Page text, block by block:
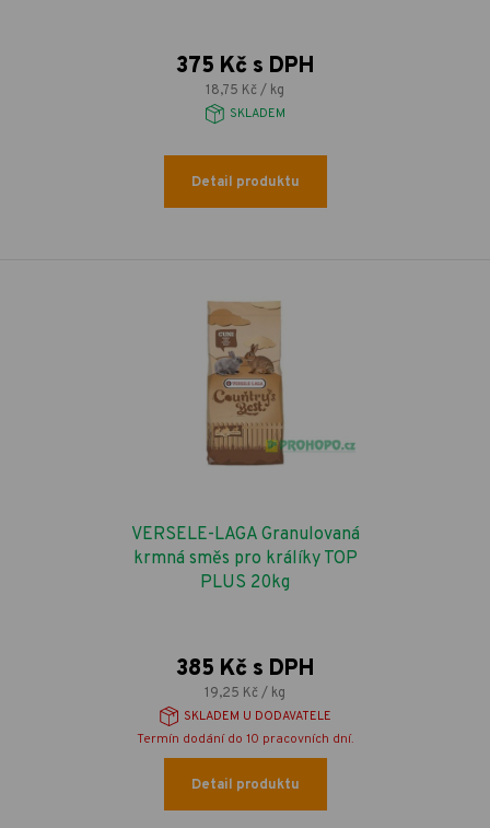
375 Kč s DPH
18,75 Kč / kg
SKLADEM
Detail produktu
VERSELE-LAGA Granulovaná
krmná směs pro králíky TOP
PLUS 20kg
385 Kč s DPH
19,25 Kč / kg
SKLADEM U DODAVATELE
Termín dodání do 10 pracovních dní.
Detail produktu